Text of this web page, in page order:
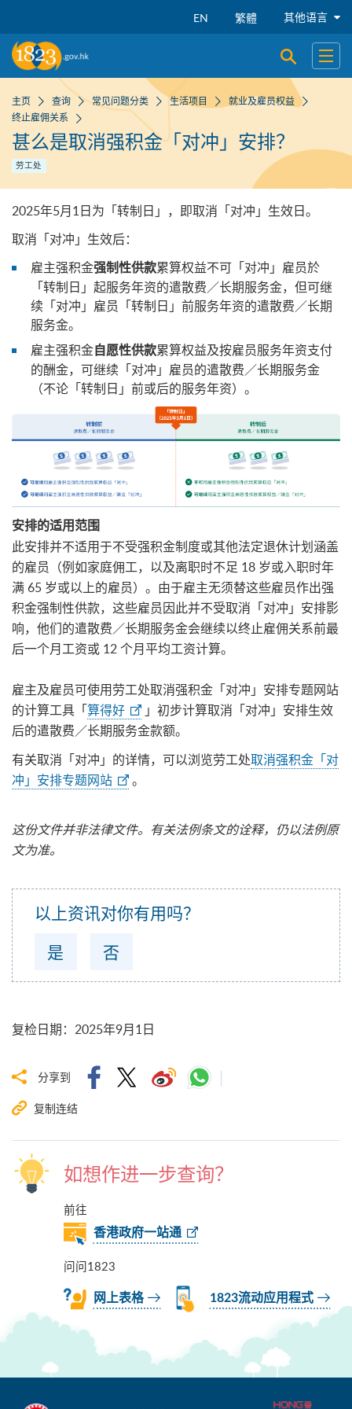
EN 繁體 其他语言
开启搜寻
开启
主页 查询 常见问题分类 生活项目
就业及雇员权益
终止雇佣关系
甚么是取消强积金「对冲」安排？
劳工处
2025年5月1日为「转制日」，即取消「对冲」生效日。
取消「对冲」生效后：
雇主强积金强制性供款累算权益不可「对冲」雇员於
「转制日」起服务年资的遣散费／长期服务金，但可继
续「对冲」雇员「转制日」前服务年资的遣散费／长期
服务金。
雇主强积金 自愿性供款累算权益及按雇员服务年资支付
的酬金，可继续「对冲」雇员的遣散费／长期服务金
（不论「转制日」前或后的服务年资）。
安排的适用范围
此安排并不适用于不受强积金制度或其他法定退休计划涵盖
的雇员（例如家庭佣工，以及离职时不足 18 岁或入职时年
满 65 岁或以上的雇员）。由于雇主无须替这些雇员作出强
积金强制性供款，这些雇员因此并不受取消「对冲」安排影
响，他们的遣散费／长期服务金会继续以终止雇佣关系前最
后一个月工资或 12 个月平均工资计算。
雇主及雇员可使用劳工处取消强积金「对冲」安排专题网站
的计算工具「算得好
」初步计算取消「对冲」安排生效
后的遣散费／长期服务金款额。
有关取消「对冲」的详情，可以浏览劳工处取消强积金「对
冲」安排专题网站
。
这份文件并非法律文件。有关法例条文的诠释，仍以法例原
文为准。
以上资讯对你有用吗？
是
否
复检日期： 2025年9月1日
分享到
复制连结
如想作进一步查询？
前往
香港政府一站通
问问1823
网上表格 1823流动应用程式